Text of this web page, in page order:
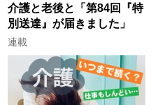
介護と老後と「第84回『特
別送達』が届きました」
連載